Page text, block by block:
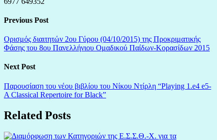
Previous Post
Ορισμός διαιτητών 2ου Γύρου (04/10/2015) της Προκριματικής
Φάσης του 8ου Πανελλήνιου Ομαδικού Παίδων-Κορασίδων 2015
Next Post
Παρουσίαση του νέου βιβλίου του Νίκου Ντίρλη “Playing 1.e4 e5-
Related Posts